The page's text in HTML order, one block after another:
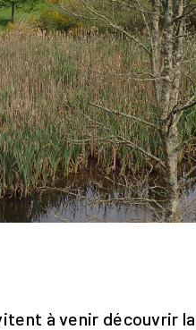
à venir découvrir